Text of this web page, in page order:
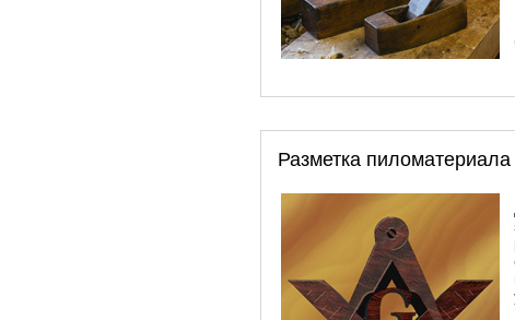
Разметка пиломатериала